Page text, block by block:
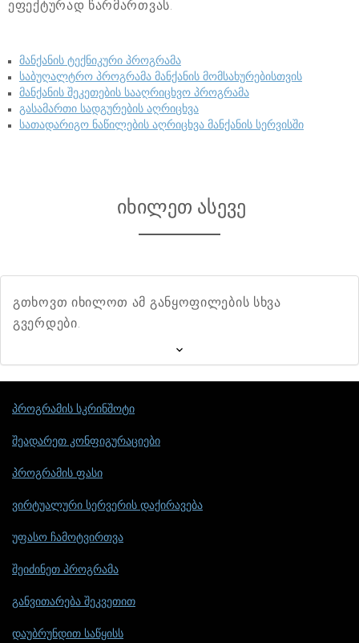
ეფექტურად წარმართვას.
მანქანის ტექნიკური პროგრამა
საბუღალტრო პროგრამა მანქანის მომსახურებისთვის
მანქანის შეკეთების სააღრიცხვო პროგრამა
გასამართი სადგურების აღრიცხვა
სათადარიგო ნაწილების აღრიცხვა მანქანის სერვისში
იხილეთ ასევე
გთხოვთ იხილოთ ამ განყოფილების სხვა
გვერდები.
პროგრამის სკრინშოტი
შეადარეთ კონფიგურაციები
პროგრამის ფასი
ვირტუალური სერვერის დაქირავება
უფასო ჩამოტვირთვა
შეიძინეთ პროგრამა
განვითარება შეკვეთით
დაუბრუნდით საწყისს